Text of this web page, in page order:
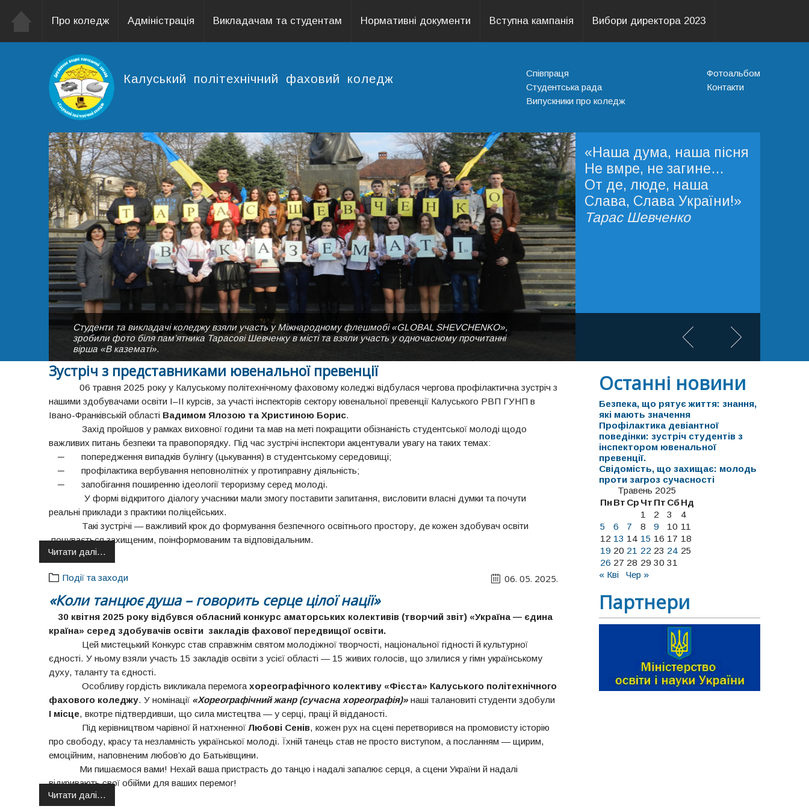
Про коледж Адміністрація Викладачам та студентам Нормативні документи Вступна кампанія Вибори директора 2023
Калуський політехнічний фаховий коледж
Співпраця
Студентська рада
Випускники про коледж
Фотоальбом
Контакти
Студенти та викладачі коледжу взяли участь у Міжнародному флешмобі «GLOBAL SHEVCHENKO»,
зробили фото біля пам’ятника Тарасові Шевченку в місті та взяли участь у одночасному прочитанні
вірша «В казематі».
«Наша дума, наша пісня
Не вмре, не загине…
От де, люде, наша
Слава, Слава України!»
Тарас Шевченко
Навчальний корпус Калуського політехнічного фахового коледжу літньої днини.
Вигляд зі сторони актової зали.
«Найголовніше
прищепити смак і любов
до науки: інакше ми
виховаємо просто
віслюків, навантажених
Студентки нашого коледжу виконують пісню "Коледже мій" на сцені актової зали до Дня Вчителя.
«Відпочинок необхідний.
Я можу зробити річну
порцію роботи за дев'ять
місяців, але не за
дванадцять»
Зустріч з представниками ювенальної превенції
06 травня 2025 року у Калуському політехнічному фаховому коледжі відбулася чергова профілактична зустріч з
нашими здобувачами освіти І–ІІ курсів, за участі інспекторів сектору ювенальної превенції Калуського РВП ГУНП в
Івано-Франківській області Вадимом Ялозою та Христиною Борис.
Захід пройшов у рамках виховної години та мав на меті покращити обізнаність студентської молоді щодо
важливих питань безпеки та правопорядку. Під час зустрічі інспектори акцентували увагу на таких темах:
─ попередження випадків булінгу (цькування) в студентському середовищі;
─ профілактика вербування неповнолітніх у протиправну діяльність;
─ запобігання поширенню ідеології тероризму серед молоді.
У формі відкритого діалогу учасники мали змогу поставити запитання, висловити власні думки та почути
реальні приклади з практики поліцейських.
Такі зустрічі — важливий крок до формування безпечного освітнього простору, де кожен здобувач освіти
почувається захищеним, поінформованим та відповідальним.
Читати далі…
Події та заходи 06. 05. 2025.
«Коли танцює душа – говорить серце цілої нації»
30 квітня 2025 року відбувся обласний конкурс аматорських колективів (творчий звіт) «Україна — єдина
країна» серед здобувачів освіти закладів фахової передвищої освіти.
Цей мистецький Конкурс став справжнім святом молодіжної творчості, національної гідності й культурної
єдності. У ньому взяли участь 15 закладів освіти з усієї області — 15 живих голосів, що злилися у гімн українському
духу, таланту та єдності.
Особливу гордість викликала перемога хореографічного колективу «Фієста» Калуського політехнічного
фахового коледжу. У номінації «Хореографічний жанр (сучасна хореографія)»наші талановиті студенти здобули
І місце, вкотре підтвердивши, що сила мистецтва — у серці, праці й відданості.
Під керівництвом чарівної й натхненної Любові Сенів, кожен рух на сцені перетворився на промовисту історію
про свободу, красу та незламність української молоді. Їхній танець став не просто виступом, а посланням — щирим,
емоційним, наповненим любов’ю до Батьківщини.
Ми пишаємося вами! Нехай ваша пристрасть до танцю і надалі запалює серця, а сцени України й надалі
відкривають свої обійми для ваших перемог!
Читати далі…
Останні новини
Безпека, що рятує життя: знання,
які мають значення
Профілактика девіантної
поведінки: зустріч студентів з
інспектором ювенальної
превенції.
Свідомість, що захищає: молодь
проти загроз сучасності
Травень 2025
Пн Вт Ср Чт Пт Сб Нд
1
2 3
4
5
6 7 8 9 10 11
12 13 14 15 16 17 18
19 20 21 22 23 24 25
26 27 28 29 30 31
« Кві
Чер »
Партнери